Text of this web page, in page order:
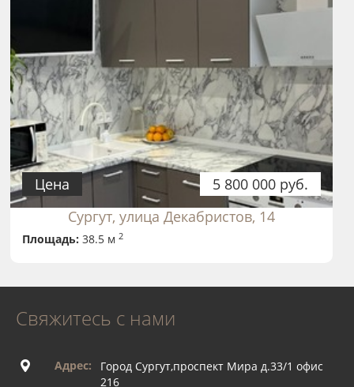
5 800 000 руб.
Цена
Сургут, улица Декабристов, 14
Площадь: 38.5 м2
Свяжитесь с нами
Адрес:
Город Сургут,проспект Мира д.33/1 офис
216